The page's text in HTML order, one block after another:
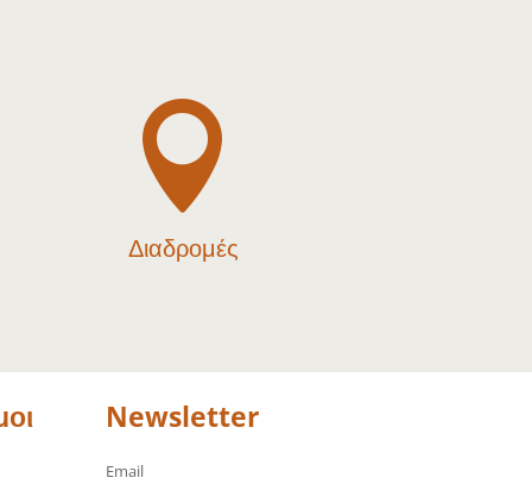

Διαδρομές
Newsletter
Email